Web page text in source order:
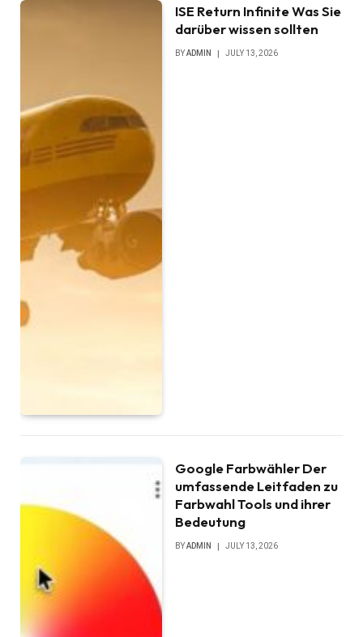
ISE Return Infinite Was Sie
darüber wissen sollten
BYADMIN JULY 13, 2026
Google Farbwähler Der
umfassende Leitfaden zu
Farbwahl Tools und ihrer
Bedeutung
BYADMIN JULY 13, 2026